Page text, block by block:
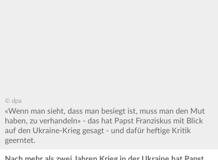
© dpa
«Wenn man sieht, dass man besiegt ist, muss man den Mut
haben, zu verhandeln» - das hat Papst Franziskus mit Blick
auf den Ukraine-Krieg gesagt - und dafür heftige Kritik
geerntet.